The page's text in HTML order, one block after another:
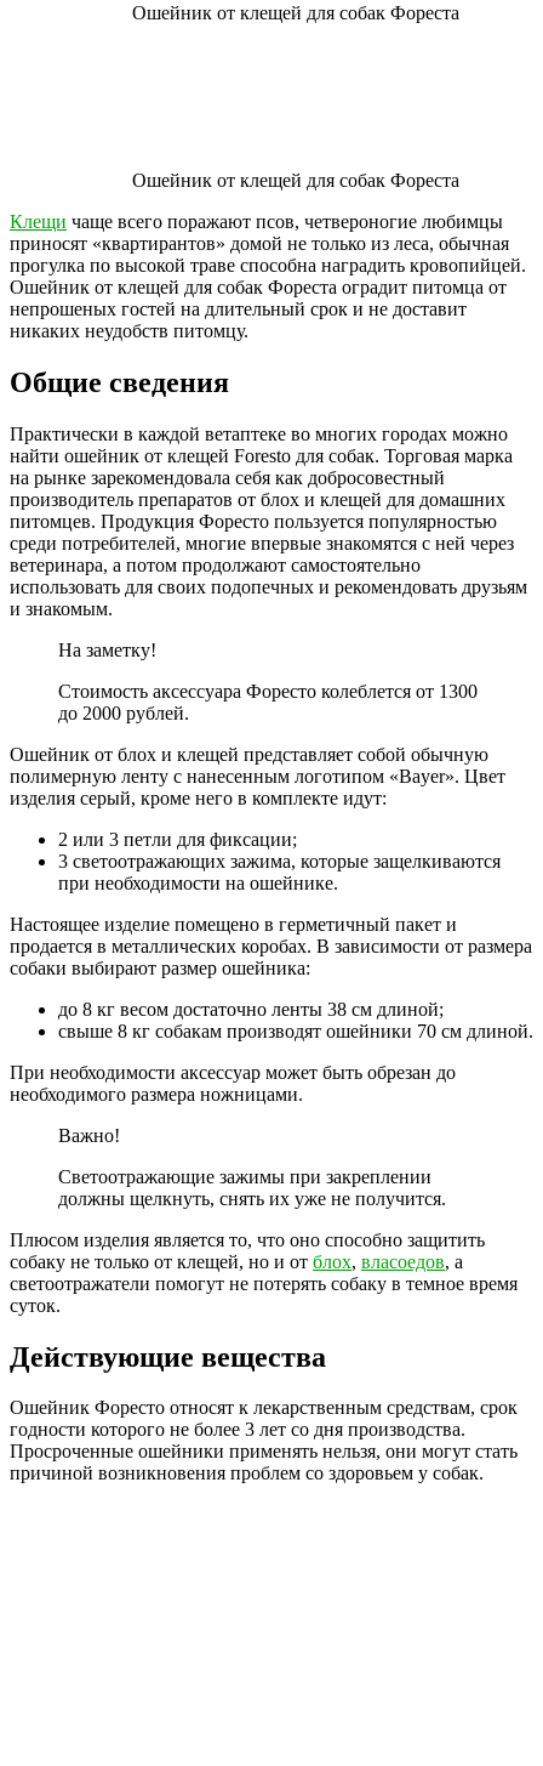
Ошейник от клещей для собак Фореста
Ошейник от клещей для собак Фореста
Клещи чаще всего поражают псов, четвероногие любимцы
приносят «квартирантов» домой не только из леса, обычная
прогулка по высокой траве способна наградить кровопийцей.
Ошейник от клещей для собак Фореста оградит питомца от
непрошеных гостей на длительный срок и не доставит
никаких неудобств питомцу.
Общие сведения
Практически в каждой ветаптеке во многих городах можно
найти ошейник от клещей Foresto для собак. Торговая марка
на рынке зарекомендовала себя как добросовестный
производитель препаратов от блох и клещей для домашних
питомцев. Продукция Форесто пользуется популярностью
среди потребителей, многие впервые знакомятся с ней через
ветеринара, а потом продолжают самостоятельно
использовать для своих подопечных и рекомендовать друзьям
и знакомым.
На заметку!
Стоимость аксессуара Форесто колеблется от 1300
до 2000 рублей.
Ошейник от блох и клещей представляет собой обычную
полимерную ленту с нанесенным логотипом «Bayer». Цвет
изделия серый, кроме него в комплекте идут:
2 или 3 петли для фиксации;
3 светоотражающих зажима, которые защелкиваются
при необходимости на ошейнике.
Настоящее изделие помещено в герметичный пакет и
продается в металлических коробах. В зависимости от размера
собаки выбирают размер ошейника:
до 8 кг весом достаточно ленты 38 см длиной;
свыше 8 кг собакам производят ошейники 70 см длиной.
При необходимости аксессуар может быть обрезан до
необходимого размера ножницами.
Важно!
Светоотражающие зажимы при закреплении
должны щелкнуть, снять их уже не получится.
Плюсом изделия является то, что оно способно защитить
собаку не только от клещей, но и от блох, власоедов, а
светоотражатели помогут не потерять собаку в темное время
суток.
Действующие вещества
Ошейник Форесто относят к лекарственным средствам, срок
годности которого не более 3 лет со дня производства.
Просроченные ошейники применять нельзя, они могут стать
причиной возникновения проблем со здоровьем у собак.